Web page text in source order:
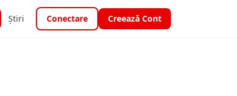
Știri Conectare Creează Cont